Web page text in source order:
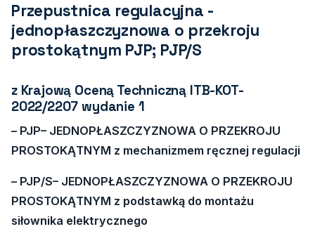
Przepustnica regulacyjna -
jednopłaszczyznowa o przekroju
prostokątnym PJP; PJP/S
z Krajową Oceną Techniczną ITB-KOT-
2022/2207 wydanie 1
– PJP– JEDNOPŁASZCZYZNOWA O PRZEKROJU
PROSTOKĄTNYM z mechanizmem ręcznej regulacji
– PJP/S– JEDNOPŁASZCZYZNOWA O PRZEKROJU
PROSTOKĄTNYM z podstawką do montażu
siłownika elektrycznego